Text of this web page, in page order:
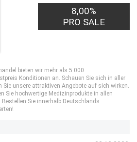
8,00%
PRO SALE
bieten wir mehr als 5.000
Konditionen an. Schauen Sie sich in aller
Sie unsere attraktiven Angebote auf sich wirken.
Sie hochwertige Medizinprodukte in allen
Sie innerhalb Deutschlands